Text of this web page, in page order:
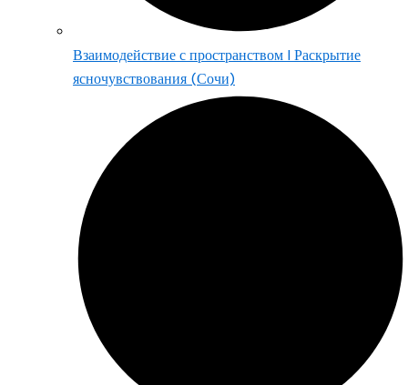
Взаимодействие с пространством | Раскрытие
ясночувствования (Сочи)